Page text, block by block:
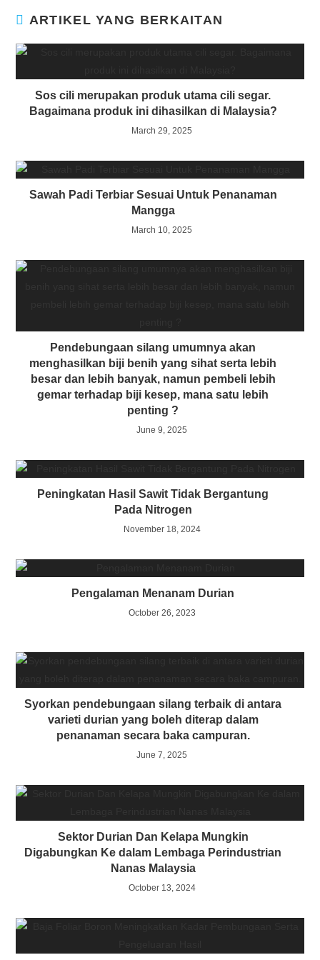
ARTIKEL YANG BERKAITAN
Sos cili merupakan produk utama cili segar.
Bagaimana produk ini dihasilkan di Malaysia?
March 29, 2025
Sawah Padi Terbiar Sesuai Untuk Penanaman
Mangga
March 10, 2025
Pendebungaan silang umumnya akan
menghasilkan biji benih yang sihat serta lebih
besar dan lebih banyak, namun pembeli lebih
gemar terhadap biji kesep, mana satu lebih
penting ?
June 9, 2025
Peningkatan Hasil Sawit Tidak Bergantung
Pada Nitrogen
November 18, 2024
Pengalaman Menanam Durian
October 26, 2023
Syorkan pendebungaan silang terbaik di antara
varieti durian yang boleh diterap dalam
penanaman secara baka campuran.
June 7, 2025
Sektor Durian Dan Kelapa Mungkin
Digabungkan Ke dalam Lembaga Perindustrian
Nanas Malaysia
October 13, 2024